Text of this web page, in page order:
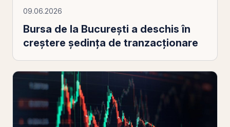
09.06.2026
Bursa de la Bucureşti a deschis în
creştere şedinţa de tranzacţionare